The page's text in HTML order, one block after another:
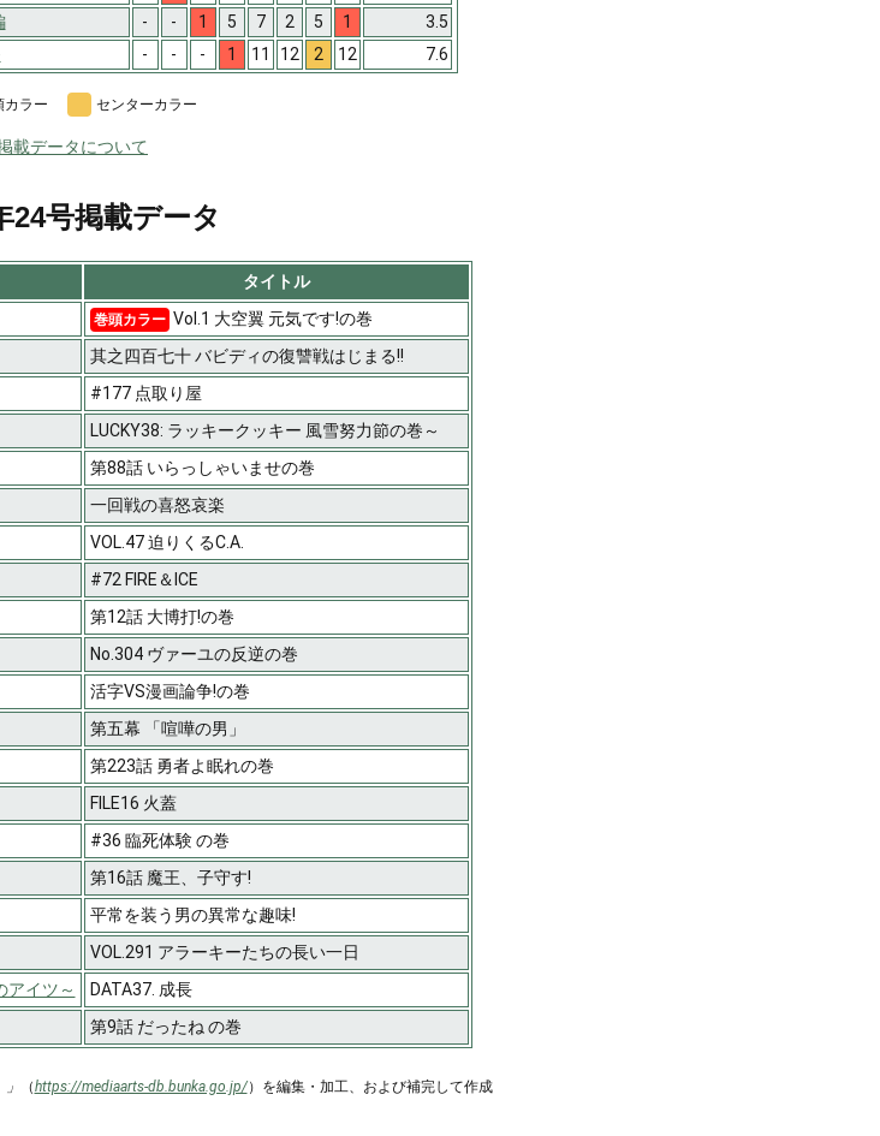
- - 1 5 7 2 5 1
3.5
- - - 1 11 12 2 12 7.6
カラー センターカラー
載データについて
24号掲載データ
タイトル
巻頭カラー Vol.1 大空翼 元気です!の巻
其之四百七十 バビディの復讐戦はじまる!!
#177 点取り屋
LUCKY38: ラッキークッキー 風雪努力節の巻～
第88話 いらっしゃいませの巻
一回戦の喜怒哀楽
VOL.47 迫りくるC.A.
#72 FIRE＆ICE
第12話 大博打!の巻
No.304 ヴァーユの反逆の巻
活字VS漫画論争!の巻
第五幕 「喧嘩の男」
第223話 勇者よ眠れの巻
FILE16 火蓋
#36 臨死体験 の巻
第16話 魔王、子守す!
平常を装う男の異常な趣味!
VOL.291 アラーキーたちの長い一日
アイツ～
DATA37. 成長
第9話 だったね の巻
（https://mediaarts-db.bunka.go.jp/）を編集・加工、および補完して作成